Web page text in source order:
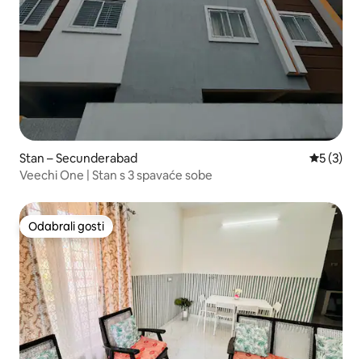
Stan – Secunderabad
5 (3)
Veechi One | Stan s 3 spavaće sobe
Odabrali gosti
Odabrali gosti